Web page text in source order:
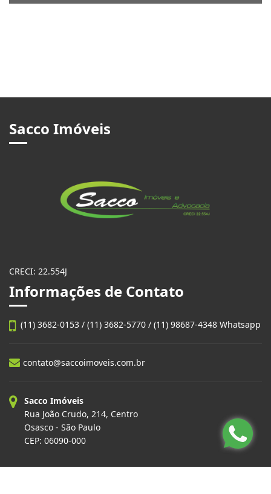
Sacco Imóveis
CRECI: 22.554J
Informações de Contato
(11) 3682-0153 / (11) 3682-5770 / (11) 98687-4348 Whatsapp
contato@saccoimoveis.com.br
Sacco Imóveis
Rua João Crudo, 214, Centro
Osasco - São Paulo
CEP: 06090-000